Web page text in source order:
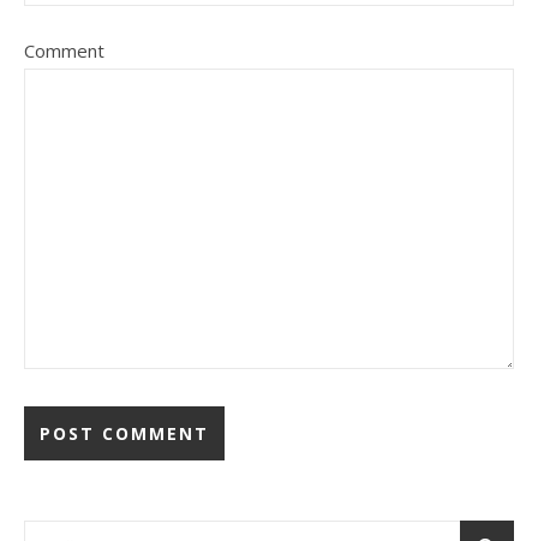
Comment